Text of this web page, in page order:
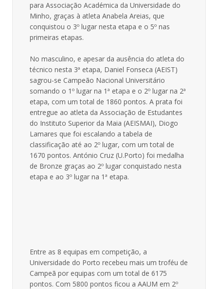
para Associação Académica da Universidade do
Minho, graças à atleta Anabela Areias, que
conquistou o 3º lugar nesta etapa e o 5º nas
primeiras etapas.
No masculino, e apesar da ausência do atleta do
técnico nesta 3ª etapa, Daniel Fonseca (AEIST)
sagrou-se Campeão Nacional Universitário
somando o 1º lugar na 1ª etapa e o 2º lugar na 2ª
etapa, com um total de 1860 pontos. A prata foi
entregue ao atleta da Associação de Estudantes
do Instituto Superior da Maia (AEISMAI), Diogo
Lamares que foi escalando a tabela de
classificação até ao 2º lugar, com um total de
1670 pontos. António Cruz (U.Porto) foi medalha
de Bronze graças ao 2º lugar conquistado nesta
etapa e ao 3º lugar na 1ª etapa.
Entre as 8 equipas em competição, a
Universidade do Porto recebeu mais um troféu de
Campeã por equipas com um total de 6175
pontos. Com 5800 pontos ficou a AAUM em 2º